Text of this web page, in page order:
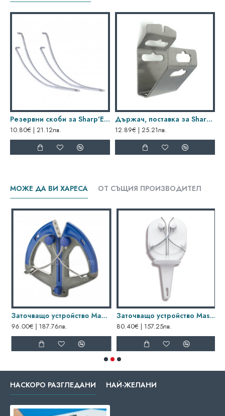
Резервни скоби за Sharp'Easy
10.80€ | 21.12лв.
Държач, поставка за Sharp'Easy
12.89€ | 25.21лв.
МОЖЕ ДА ВИ ХАРЕСА ОТ СЪЩИЯ ПРОИЗВОДИТЕЛ
Заточващо устройство Magneto Steel Polish, Dick
96.00€ | 187.76лв.
Заточващо устройство Master Steel Hyperdrill, Dick
80.40€ | 157.25лв.
НАСКОРО РАЗГЛЕДАНИ НАЙ-ЖЕЛАНИ